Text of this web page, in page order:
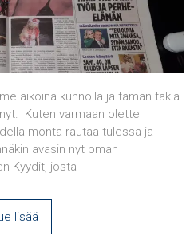
aikoina kunnolla ja tämän takia
Kuten varmaan olette
monta rautaa tulessa ja
avasin nyt oman
Kyydit, josta
lisää